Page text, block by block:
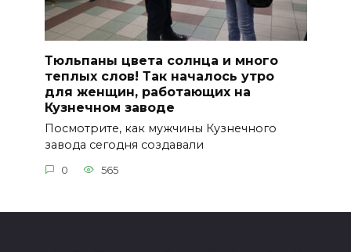
Тюльпаны цвета солнца и много
теплых слов! Так началось утро
для женщин, работающих на
Кузнечном заводе
Посмотрите, как мужчины Кузнечного
завода сегодня создавали
0 565